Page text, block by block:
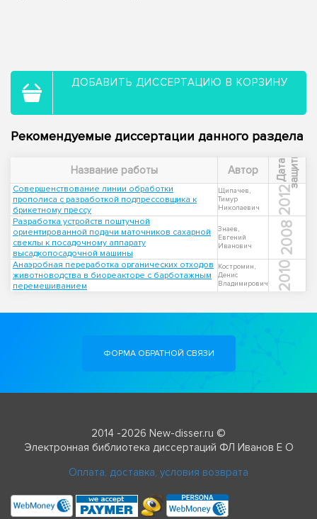
ДОБАВИТЬ ДИССЕРТАЦИЮ В КОРЗИНУ
Рекомендуемые диссертации данного раздела
Название работы Автор Д
а
т
а
з
а
щ
и
т ы
Совершенствование линии обработки
прополиса с разработкой подпрессовщика к
брикетному прессу
Щипачев,
Тимур
Николаевич
2012
Разработка устройств поштучной
ориентированной подачи маточников сахарной
свеклы к посадочному аппарату
высадкопосадочной машины
Знаев,
Евгений
Иванович
2008
Анаэробная переработка органических отходов
животноводства в биореакторе с барботажным
перемешиванием
Костромин,
Денис
Владимирович
2010
ФОРМА ОБРАТНОЙ СВЯЗИ
2014 -2026 New-disser.ru ©
Электронная библиотека диссертаций ФЛ Иванов Е О
Оплата, доставка, условия возврата